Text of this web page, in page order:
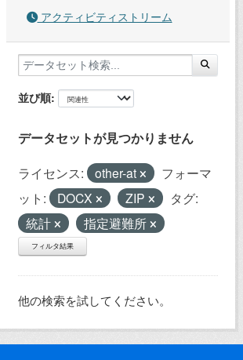
アクティビティストリーム
並び順
データセットが見つかりません
ライセンス: other-at
フォーマ
ット:
DOCX ZIP
タグ:
統計
指定避難所
フィルタ結果
他の検索を試してください。